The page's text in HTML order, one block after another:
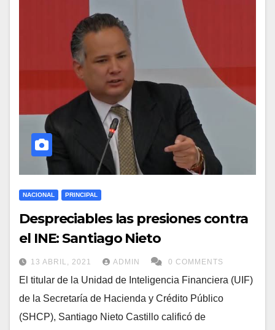
NACIONAL PRINCIPAL
Despreciables las presiones contra
el INE: Santiago Nieto
13 ABRIL, 2021 ADMIN 0 COMMENTS
El titular de la Unidad de Inteligencia Financiera (UIF)
de la Secretaría de Hacienda y Crédito Público
(SHCP), Santiago Nieto Castillo calificó de